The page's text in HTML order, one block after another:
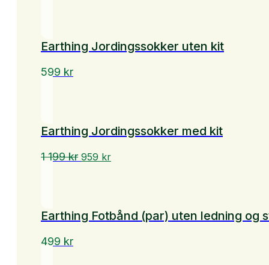
Earthing Jordingssokker uten kit
599 kr
Earthing Jordingssokker med kit
1 199kr Opprinnelig
959 krNåværende
Earthing Fotbånd (par) uten ledning og
499 kr